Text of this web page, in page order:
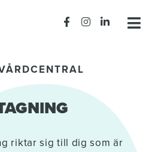
riktar sig till dig som är